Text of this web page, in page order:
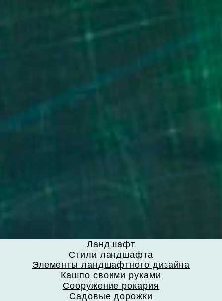
Ландшафт
Стили ландшафта
Элементы ландшафтного дизайна
Кашпо своими руками
Сооружение рокария
Садовые дорожки